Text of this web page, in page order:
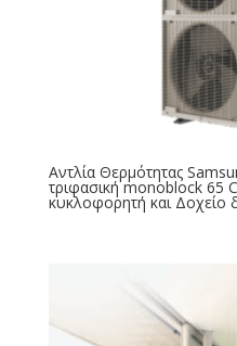
Αντλία Θερμότητας
τριφασική monoblock 65
κυκλοφορητή και Δοχείο